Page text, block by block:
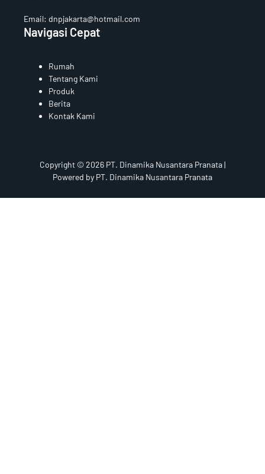
Email: dnpjakarta@hotmail.com
Navigasi Cepat
Rumah
Tentang Kami
Produk
Berita
Kontak Kami
Copyright © 2026 PT. Dinamika Nusantara Pranata |
Powered by PT. Dinamika Nusantara Pranata